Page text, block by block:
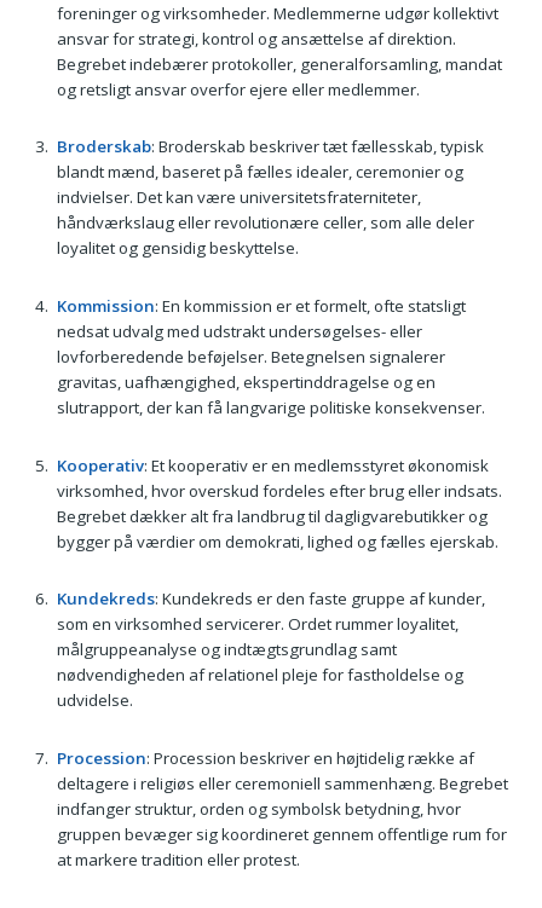
foreninger og virksomheder. Medlemmerne udgør kollektivt
ansvar for strategi, kontrol og ansættelse af direktion.
Begrebet indebærer protokoller, generalforsamling, mandat
og retsligt ansvar overfor ejere eller medlemmer.
Broderskab: Broderskab beskriver tæt fællesskab, typisk
blandt mænd, baseret på fælles idealer, ceremonier og
indvielser. Det kan være universitetsfraterniteter,
håndværkslaug eller revolutionære celler, som alle deler
loyalitet og gensidig beskyttelse.
Kommission: En kommission er et formelt, ofte statsligt
nedsat udvalg med udstrakt undersøgelses- eller
lovforberedende beføjelser. Betegnelsen signalerer
gravitas, uafhængighed, ekspertinddragelse og en
slutrapport, der kan få langvarige politiske konsekvenser.
Kooperativ: Et kooperativ er en medlemsstyret økonomisk
virksomhed, hvor overskud fordeles efter brug eller indsats.
Begrebet dækker alt fra landbrug til dagligvarebutikker og
bygger på værdier om demokrati, lighed og fælles ejerskab.
Kundekreds: Kundekreds er den faste gruppe af kunder,
som en virksomhed servicerer. Ordet rummer loyalitet,
målgruppeanalyse og indtægtsgrundlag samt
nødvendigheden af relationel pleje for fastholdelse og
udvidelse.
Procession: Procession beskriver en højtidelig række af
deltagere i religiøs eller ceremoniell sammenhæng. Begrebet
indfanger struktur, orden og symbolsk betydning, hvor
gruppen bevæger sig koordineret gennem offentlige rum for
at markere tradition eller protest.